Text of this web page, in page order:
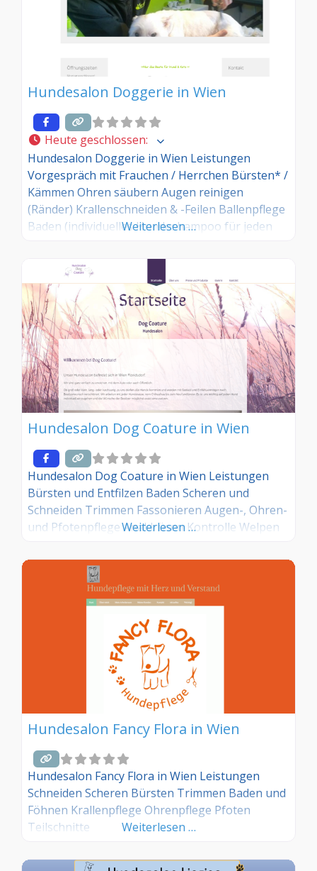
Hundesalon Doggerie in Wien
Heute geschlossen:
Hundesalon Doggerie in Wien Leistungen
Vorgespräch mit Frauchen / Herrchen Bürsten* /
Kämmen Ohren säubern Augen reinigen
(Ränder) Krallenschneiden & -Feilen Ballenpflege
Baden (individuelles Hundeshampoo für jeden
(per Hand, keine Föhnbox!) Professionelles
Schneiden, Entfilzen* Scheren oder Hand-
Trimmen (je nach Rasse bzw. Felltyp)
Hausgemachte Hundekekse und frisches Wasser
Weiterlesen …
Hundesalon Dog Coature in Wien
Hundesalon Dog Coature in Wien Leistungen
Bürsten und Entfilzen Baden Scheren und
Schneiden Trimmen Fassonieren Augen-, Ohren-
und Pfotenpflege Analdrüsen Kontrolle Welpen
Weiterlesen …
Hundesalon Fancy Flora in Wien
Hundesalon Fancy Flora in Wien Leistungen
Schneiden Scheren Bürsten Trimmen Baden und
Föhnen Krallenpflege Ohrenpflege Pfoten
Teilschnitte
Weiterlesen …